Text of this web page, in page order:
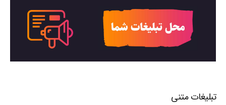
تبلیغات متنی